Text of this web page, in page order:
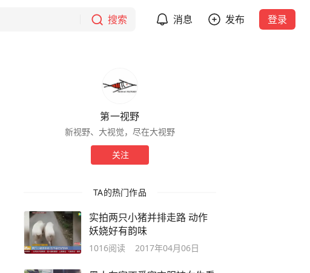
搜索 消息 发布 登录
第一视野
新视野、大视觉，尽在大视野
关注
TA的热门作品
实拍两只小猪并排走路 动作
妖娆好有韵味
1016阅读 2017年04月06日